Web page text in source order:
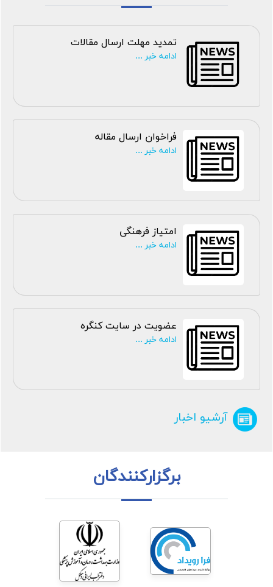
تمدید مهلت ارسال مقالات
ادامه خبر ...
فراخوان ارسال مقاله
ادامه خبر ...
امتیاز فرهنگی
ادامه خبر ...
عضویت در سایت کنگره
ادامه خبر ...
آرشیو اخبار
برگزارکنندگان